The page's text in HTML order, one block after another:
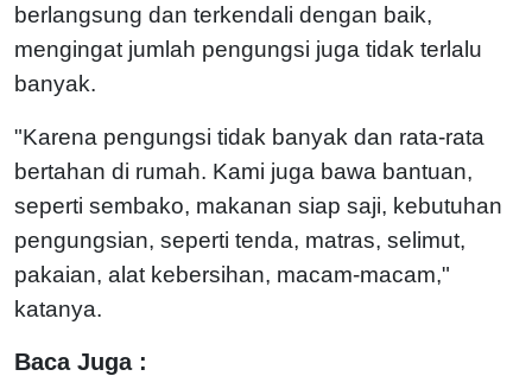
berlangsung dan terkendali dengan baik,
mengingat jumlah pengungsi juga tidak terlalu
banyak.
"Karena pengungsi tidak banyak dan rata-rata
bertahan di rumah. Kami juga bawa bantuan,
seperti sembako, makanan siap saji, kebutuhan
pengungsian, seperti tenda, matras, selimut,
pakaian, alat kebersihan, macam-macam,"
katanya.
Baca Juga :